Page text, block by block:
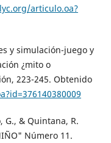
articulo.oa?
y simulación-juego y
¿mito o
223-245. Obtenido
G., & Quintana, R.
Número 11.